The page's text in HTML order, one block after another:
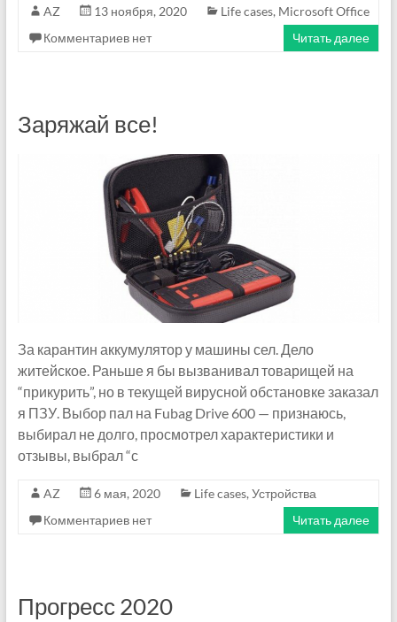
AZ 13 ноября, 2020 Life cases, Microsoft Office
Комментариев нет
Читать далее
Заряжай все!
За карантин аккумулятор у машины сел. Дело
житейское. Раньше я бы вызванивал товарищей на
“прикурить”, но в текущей вирусной обстановке заказал
я ПЗУ. Выбор пал на Fubag Drive 600 — признаюсь,
выбирал не долго, просмотрел характеристики и
отзывы, выбрал “с
AZ 6 мая, 2020 Life cases, Устройства
Комментариев нет
Читать далее
Прогресс 2020